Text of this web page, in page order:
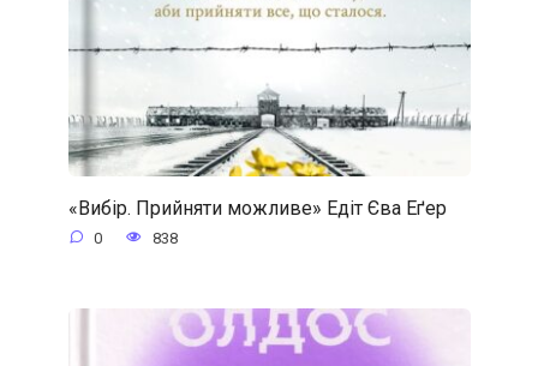
«Вибір. Прийняти можливе» Едіт Єва Еґер
0 838